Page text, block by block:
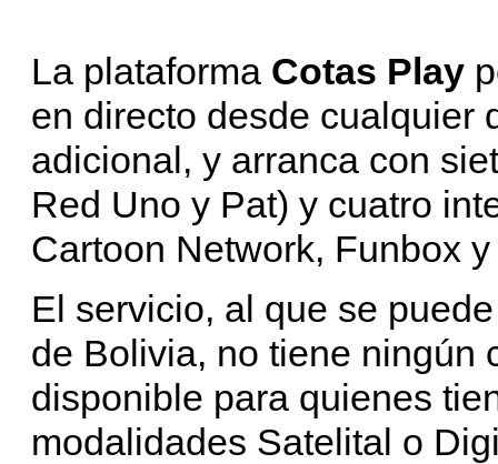
La plataforma Cotas Play
en directo desde cualquier
adicional, y arranca con
Red Uno y Pat) y cuatro
Cartoon Network, Funbox
El servicio, al que se
de Bolivia, no tiene ningún
disponible para quienes
modalidades Satelital o